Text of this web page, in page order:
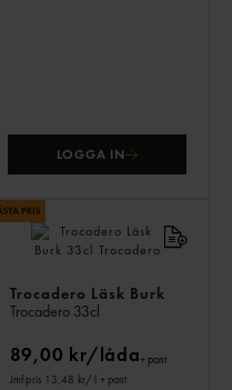
LOGGA IN
Trocadero Läsk Burk
Trocadero 33cl
89,00 kr/låda+ pant
Jmf.pris 13,48 kr/ l + pant